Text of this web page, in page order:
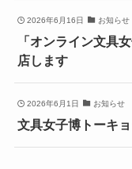
2026年6月16日 お知らせ
「オンライン文具
店します
2026年6月1日 お知らせ
文具女子博トーキ